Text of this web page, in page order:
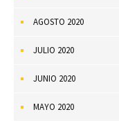
AGOSTO 2020
JULIO 2020
JUNIO 2020
MAYO 2020